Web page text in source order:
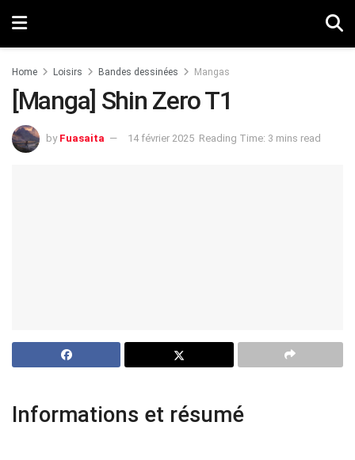
Home Loisirs Bandes dessinées Mangas
[Manga] Shin Zero T1
by Fuasaita 14 février 2025 Reading Time: 3 mins read
Informations et résumé